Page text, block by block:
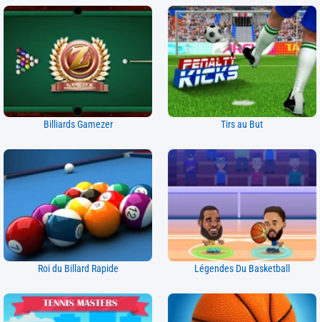
Billiards Gamezer Tirs au But
Roi du Billard Rapide Légendes Du Basketball